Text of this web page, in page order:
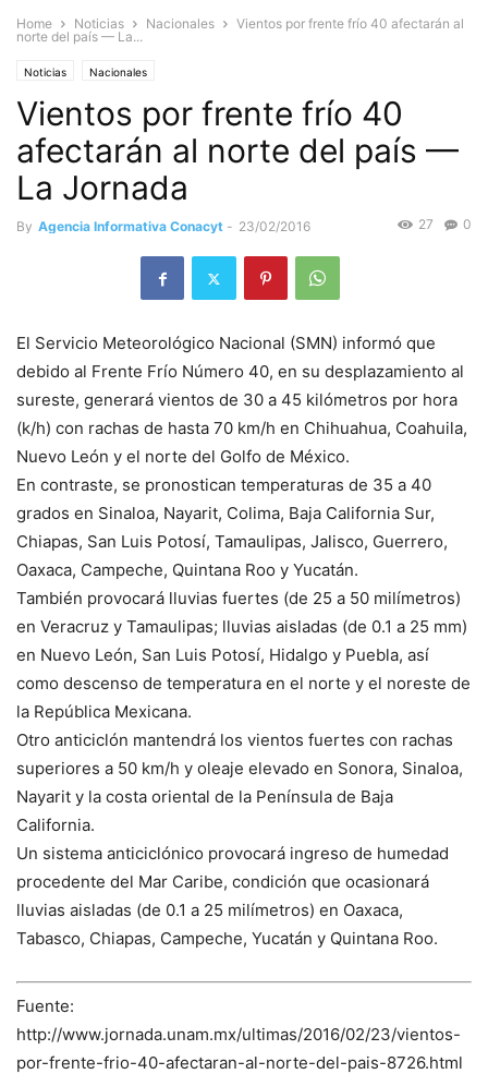
Home Noticias Nacionales
Vientos por frente frío 40 afectarán al
norte del país — La...
Noticias Nacionales
Vientos por frente frío 40
afectarán al norte del país —
La Jornada
By Agencia Informativa Conacyt - 23/02/2016 0
27
El Servicio Meteorológico Nacional (SMN) informó que
debido al Frente Frío Número 40, en su desplazamiento al
sureste, generará vientos de 30 a 45 kilómetros por hora
(k/h) con rachas de hasta 70 km/h en Chihuahua, Coahuila,
Nuevo León y el norte del Golfo de México.
En contraste, se pronostican temperaturas de 35 a 40
grados en Sinaloa, Nayarit, Colima, Baja California Sur,
Chiapas, San Luis Potosí, Tamaulipas, Jalisco, Guerrero,
Oaxaca, Campeche, Quintana Roo y Yucatán.
También provocará lluvias fuertes (de 25 a 50 milímetros)
en Veracruz y Tamaulipas; lluvias aisladas (de 0.1 a 25 mm)
en Nuevo León, San Luis Potosí, Hidalgo y Puebla, así
como descenso de temperatura en el norte y el noreste de
la República Mexicana.
Otro anticiclón mantendrá los vientos fuertes con rachas
superiores a 50 km/h y oleaje elevado en Sonora, Sinaloa,
Nayarit y la costa oriental de la Península de Baja
California.
Un sistema anticiclónico provocará ingreso de humedad
procedente del Mar Caribe, condición que ocasionará
lluvias aisladas (de 0.1 a 25 milímetros) en Oaxaca,
Tabasco, Chiapas, Campeche, Yucatán y Quintana Roo.
Fuente:
http://www.jornada.unam.mx/ultimas/2016/02/23/vientos-
por-frente-frio-40-afectaran-al-norte-del-pais-8726.html